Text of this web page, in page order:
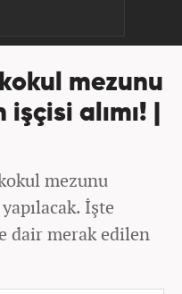
mezunu
alımı! |
mezunu
İşte
dair merak edilen